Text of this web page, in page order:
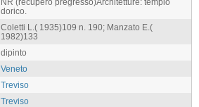
dorico.
Coletti L.( 1935)109 n. 190; Manzato E.(
1982)133
dipinto
Veneto
Treviso
Treviso